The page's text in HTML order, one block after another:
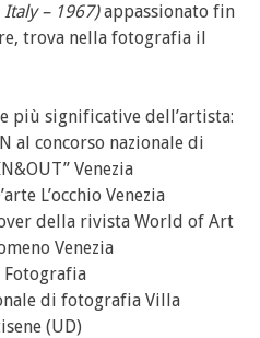
Italy – 1967)appassionato fin
trova nella fotografia il
più significative dell’artista:
al concorso nazionale di
Venezia
L’occhio Venezia
della rivista World of Art
Venezia
Fotografia
di fotografia Villa
(UD)